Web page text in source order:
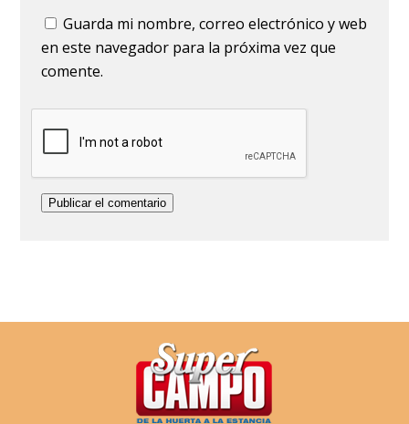
Guarda mi nombre, correo electrónico y web
en este navegador para la próxima vez que
comente.